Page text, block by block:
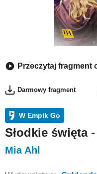
Przeczytaj fragment
Darmowy fragment
W Empik Go
Słodkie święta
Mia Ahl